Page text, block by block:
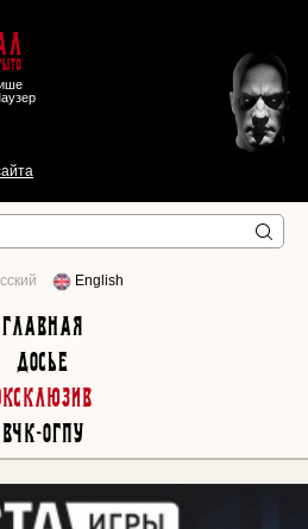
English
Главная
Досье
ВЧК-ОГПУ